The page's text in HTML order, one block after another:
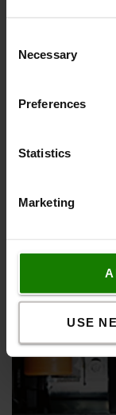
Selection
Necessary
Preferences
Statistics
Marketing
USE
Hvis trucken
automatisk -